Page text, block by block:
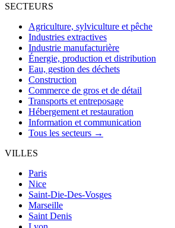
SECTEURS
Agriculture, sylviculture et pêche
Industries extractives
Industrie manufacturière
Énergie, production et distribution
Eau, gestion des déchets
Construction
Commerce de gros et de détail
Transports et entreposage
Hébergement et restauration
Information et communication
Tous les secteurs →
VILLES
Paris
Nice
Saint-Die-Des-Vosges
Marseille
Saint Denis